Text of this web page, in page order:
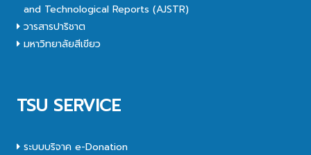
and Technological Reports (AJSTR)
วารสารปาริชาต
มหาวิทยาลัยสีเขียว
TSU SERVICE
ระบบบริจาค e-Donation